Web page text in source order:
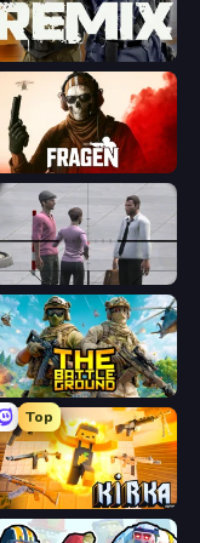
Forward Assault Remix
Fragen
The Battleground
Top
Kirka.io